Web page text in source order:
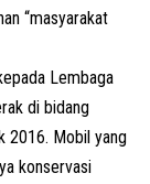
“masyarakat
Lembaga
di bidang
2016. Mobil yang
konservasi